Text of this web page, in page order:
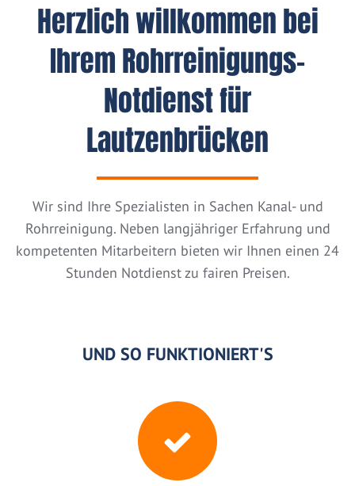
Herzlich willkommen bei
Ihrem Rohrreinigungs-
Notdienst für
Lautzenbrücken
Wir sind Ihre Spezialisten in Sachen Kanal- und
Rohrreinigung. Neben langjähriger Erfahrung und
kompetenten Mitarbeitern bieten wir Ihnen einen 24
Stunden Notdienst zu fairen Preisen.
UND SO FUNKTIONIERT'S